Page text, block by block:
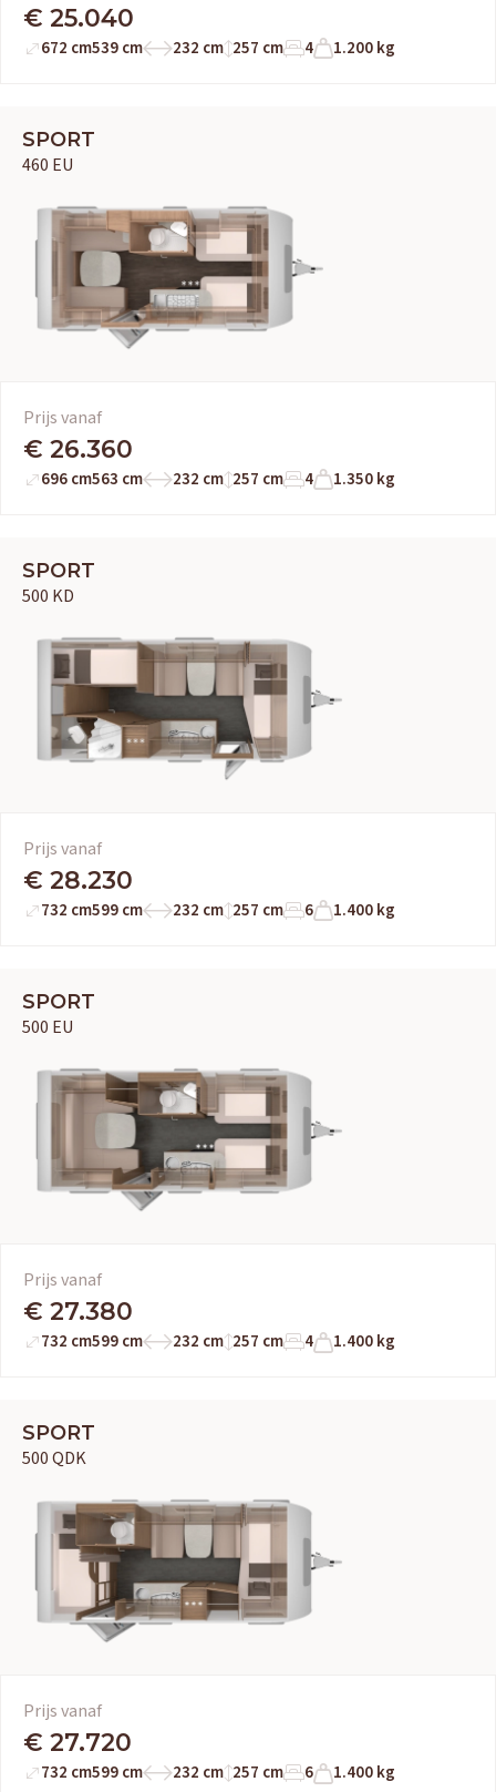
€ 25.040
672 cm539 cm 232 cm 257 cm 4 1.200 kg
SPORT
460 EU
Prijs vanaf
€ 26.360
696 cm563 cm 232 cm 257 cm 4 1.350 kg
SPORT
500 KD
Prijs vanaf
€ 28.230
732 cm599 cm 232 cm 257 cm 6 1.400 kg
SPORT
500 EU
Prijs vanaf
€ 27.380
732 cm599 cm 232 cm 257 cm 4 1.400 kg
SPORT
500 QDK
Prijs vanaf
€ 27.720
732 cm599 cm 232 cm 257 cm 6 1.400 kg
AdriaEriba
Eura Mobil